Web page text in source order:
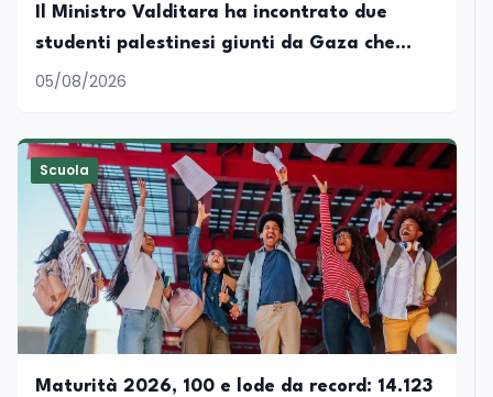
Il Ministro Valditara ha incontrato due
studenti palestinesi giunti da Gaza che
hanno superato la Maturità in Italia
05/08/2026
Scuola
Maturità 2026, 100 e lode da record: 14.123